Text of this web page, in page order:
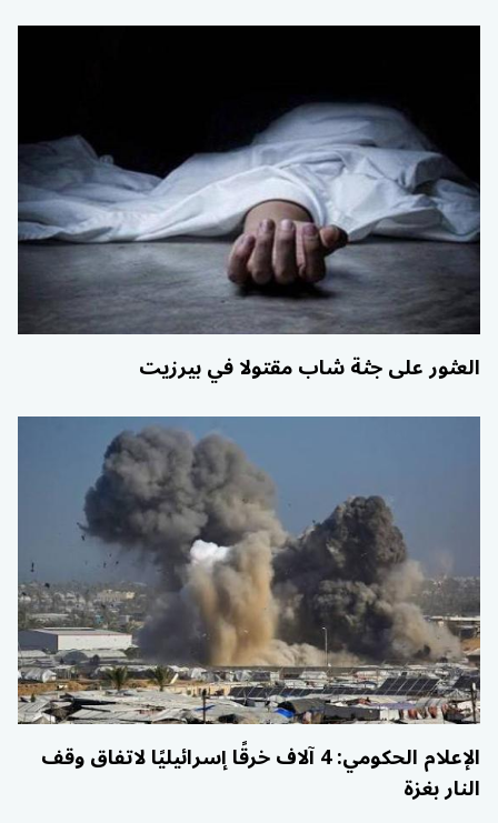
العثور على جثة شاب مقتولا في بيرزيت
الإعلام الحكومي: 4 آلاف خرقًا إسرائيليًا لاتفاق وقف
النار بغزة